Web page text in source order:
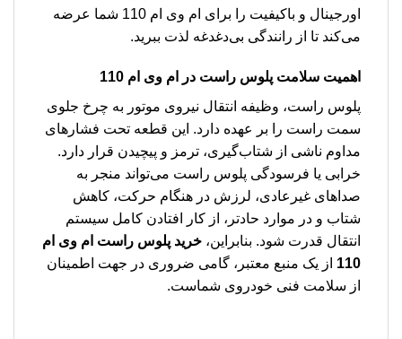
اورجینال و باکیفیت را برای ام وی ام 110 شما عرضه
می‌کند تا از رانندگی بی‌دغدغه لذت ببرید.
اهمیت سلامت پلوس راست در ام وی ام 110
پلوس راست، وظیفه انتقال نیروی موتور به چرخ جلوی
سمت راست را بر عهده دارد. این قطعه تحت فشارهای
مداوم ناشی از شتاب‌گیری، ترمز و پیچیدن قرار دارد.
خرابی یا فرسودگی پلوس راست می‌تواند منجر به
صداهای غیرعادی، لرزش در هنگام حرکت، کاهش
شتاب و در موارد حادتر، از کار افتادن کامل سیستم
انتقال قدرت شود. بنابراین، خرید پلوس راست ام وی ام
110 از یک منبع معتبر، گامی ضروری در جهت اطمینان
از سلامت فنی خودروی شماست.